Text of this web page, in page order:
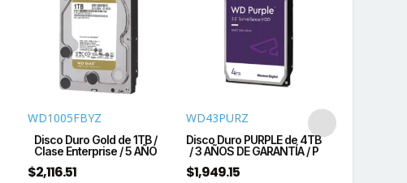
WD1005FBYZ
Disco Duro Gold de 1TB /
Clase Enterprise / 5 AÑO
$2,116.51
WD43PURZ
Disco Duro PURPLE de 4TB
/ 3 AÑOS DE GARANTÍA / P
$1,949.15